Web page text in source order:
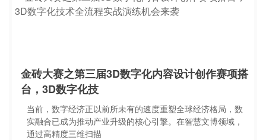
金砖大赛之第三届3D数字化内容设计创作赛项搭
台，3D数字化技
当前，数字经济正以前所未有的速度重塑全球经济格局，数
实融合已成为推动产业升级的核心引擎。在智慧文博领域，
通过高精度三维扫描